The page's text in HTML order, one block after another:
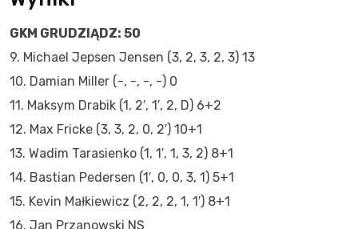
GKM GRUDZIĄDZ: 50
9. Michael Jepsen Jensen (3, 2, 3, 2, 3) 13
10. Damian Miller (-, -, -, -) 0
11. Maksym Drabik (1, 2′, 1′, 2, D) 6+2
12. Max Fricke (3, 3, 2, 0, 2′) 10+1
13. Wadim Tarasienko (1, 1′, 1, 3, 2) 8+1
14. Bastian Pedersen (1′, 0, 0, 3, 1) 5+1
15. Kevin Małkiewicz (2, 2, 2, 1, 1′) 8+1
16. Jan Przanowski NS